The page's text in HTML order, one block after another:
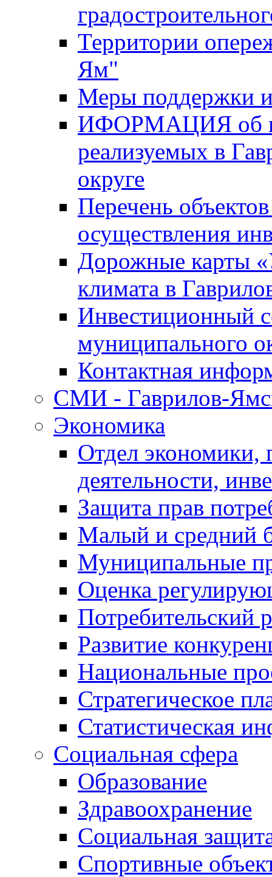
Территории
Ям"
Меры поддержки
ИФОРМАЦИЯ об
реализуемых в
округе
Перечень
осуществления
Дорожные карты
климата в
Инвестиционный
муниципального
Контактная
СМИ - Гаврилов-
Экономика
Отдел экономики,
деятельности,
Защита прав
Малый и средний
Муниципальные
Оценка
Потребительский
Развитие
Национальные
Стратегическое
Статистическая
Социальная сфера
Образование
Здравоохранение
Социальная
Спортивные